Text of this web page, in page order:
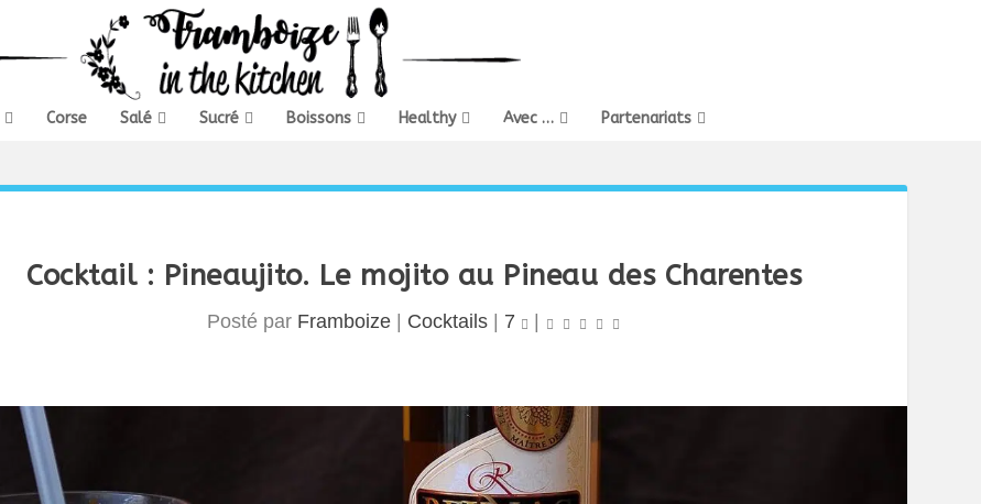
Corse Salé Sucré Boissons Healthy Avec … Partenariats
Cocktail : Pineaujito. Le mojito au Pineau des Charentes
Posté par Framboize| Cocktails| 7